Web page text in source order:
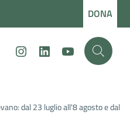
DONA
InstagramLinkedInYoutube
dal 23 luglio all'8 agosto e dal